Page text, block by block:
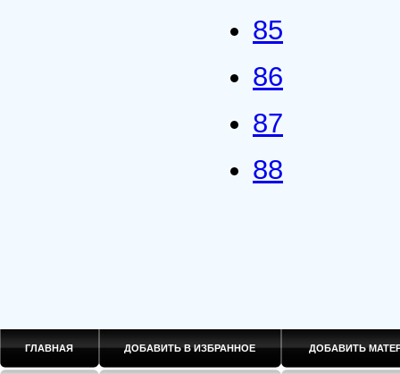
85
86
87
88
ГЛАВНАЯ ДОБАВИТЬ В ИЗБРАННОЕ ДОБАВИТЬ